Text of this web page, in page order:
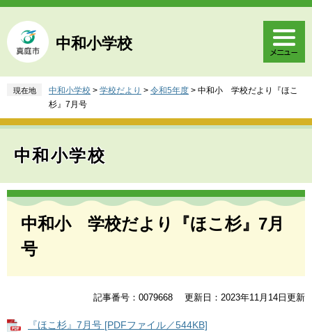
ペ
ジ
の
頭
。
メ
ュ
ー
飛
て
中和小学校
現在地 中和小学校 > 学校だより > 令和5年度 > 中和小 学校だより『ほこ
杉』7月号
中和小学校
本
中和小 学校だより『ほこ杉』7月
号
記事番号：0079668 更新日：2023年11月14日更新
『ほこ杉』7月号 [PDFファイル／544KB]